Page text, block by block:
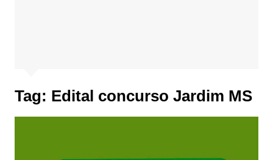
Tag: Edital concurso Jardim MS